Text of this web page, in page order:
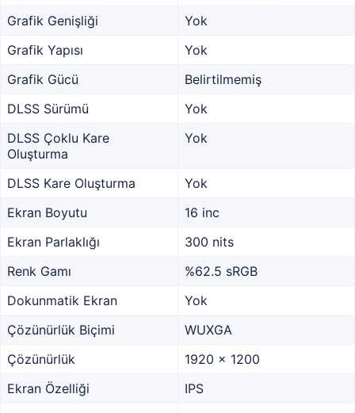
Grafik Genişliği
Yok
Grafik Yapısı
Yok
Grafik Gücü
Belirtilmemiş
DLSS Sürümü
Yok
DLSS Çoklu Kare
Oluşturma
Yok
DLSS Kare Oluşturma
Yok
Ekran Boyutu
16 inc
Ekran Parlaklığı
300 nits
Renk Gamı
%62.5 sRGB
Dokunmatik Ekran
Yok
Çözünürlük Biçimi
WUXGA
Çözünürlük
1920 x 1200
Ekran Özelliği
IPS